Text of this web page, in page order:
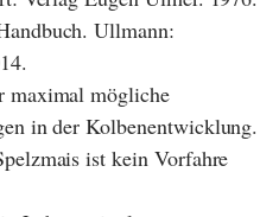
Ullmann:
maximal mögliche
in der Kolbenentwicklung.
ist kein Vorfahre